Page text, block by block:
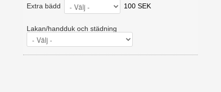
Extra bädd 100 SEK
Lakan/handduk och städning